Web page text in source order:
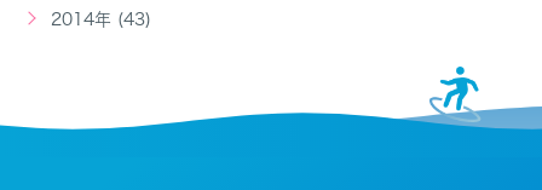
2014年 (43)